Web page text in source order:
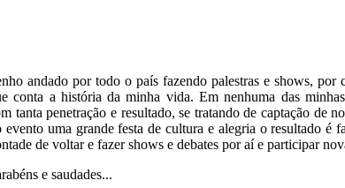
andado por todo o país fazendo palestras e shows,
conta a história da minha vida. Em nenhuma das
tanta penetração e resultado, se tratando de captação de
evento uma grande festa de cultura e alegria o resultado é
de voltar e fazer shows e debates por aí e participar
e saudades...